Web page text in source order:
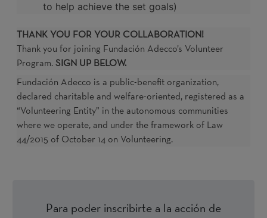
to help achieve the set goals)
THANK YOU FOR YOUR COLLABORATION!
Thank you for joining Fundación Adecco’s Volunteer
Program.SIGN UP BELOW.
Fundación Adecco is a public-benefit organization,
declared charitable and welfare-oriented, registered as a
“Volunteering Entity” in the autonomous communities
where we operate, and under the framework of Law
44/2015 of October 14 on Volunteering.
Para poder inscribirte a la acción de